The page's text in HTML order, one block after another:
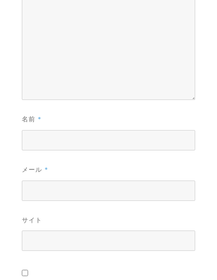
名前 *
メール *
サイト